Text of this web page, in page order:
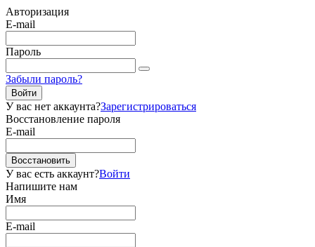
Авторизация
E-mail
Пароль
Забыли пароль?
Войти
У вас нет аккаунта?Зарегистрироваться
Восстановление пароля
E-mail
Восстановить
У вас есть аккаунт?Войти
Напишите нам
Имя
E-mail